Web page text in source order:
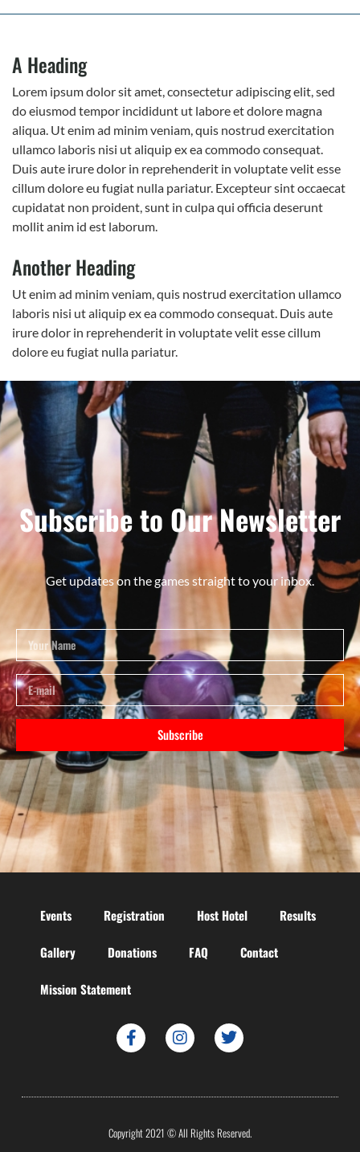
A Heading
Lorem ipsum dolor sit amet, consectetur adipiscing elit, sed
do eiusmod tempor incididunt ut labore et dolore magna
aliqua. Ut enim ad minim veniam, quis nostrud exercitation
ullamco laboris nisi ut aliquip ex ea commodo consequat.
Duis aute irure dolor in reprehenderit in voluptate velit esse
cillum dolore eu fugiat nulla pariatur. Excepteur sint occaecat
cupidatat non proident, sunt in culpa qui officia deserunt
mollit anim id est laborum.
Another Heading
Ut enim ad minim veniam, quis nostrud exercitation ullamco
laboris nisi ut aliquip ex ea commodo consequat. Duis aute
irure dolor in reprehenderit in voluptate velit esse cillum
dolore eu fugiat nulla pariatur.
Subscribe to Our Newsletter
Get updates on the games straight to your inbox.
Subscribe
Events Registration Host Hotel Results
Gallery Donations FAQ Contact
Mission Statement
Copyright 2021 © All Rights Reserved.